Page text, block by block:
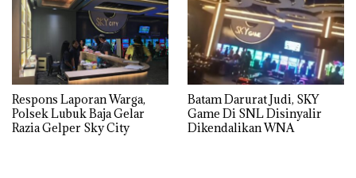
Respons Laporan Warga,
Polsek Lubuk Baja Gelar
Razia Gelper Sky City
Batam Darurat Judi, SKY
Game Di SNL Disinyalir
Dikendalikan WNA